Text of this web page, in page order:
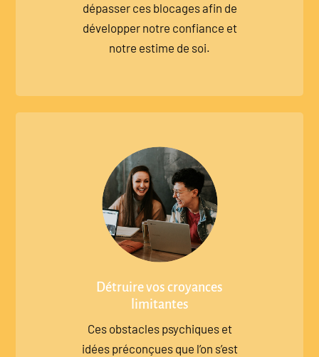
dépasser ces blocages afin de
développer notre confiance et
notre estime de soi.
Détruire vos croyances
limitantes
Ces obstacles psychiques et
idées préconçues que l’on s’est